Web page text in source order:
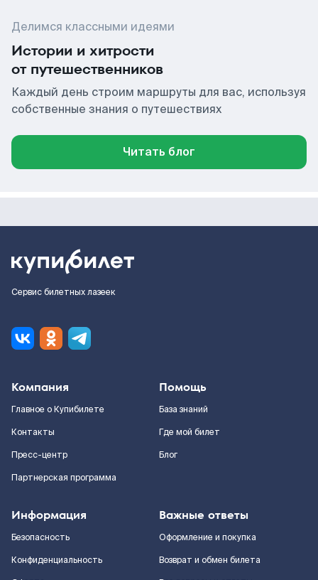
Делимся классными идеями
Истории и хитрости
от путешественников
Каждый день строим маршруты для вас, используя
собственные знания о путешествиях
Читать блог
Сервис билетных лазеек
Компания
Главное о Купибилете
Контакты
Пресс-центр
Партнерская программа
Помощь
База знаний
Где мой билет
Блог
Информация
Безопасность
Конфиденциальность
Важные ответы
Оформление и покупка
Возврат и обмен билета